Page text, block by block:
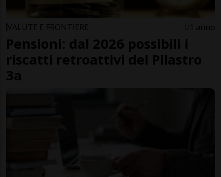
VALUTE E FRONTIERE 1 anno
Pensioni: dal 2026 possibili i
riscatti retroattivi del Pilastro
3a